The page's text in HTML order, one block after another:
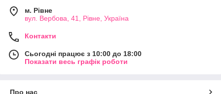
м. Рівне
вул. Вербова, 41, Рівне, Україна
Контакти
Сьогодні працює з 10:00 до 18:00
Показати весь графік роботи
Про нас